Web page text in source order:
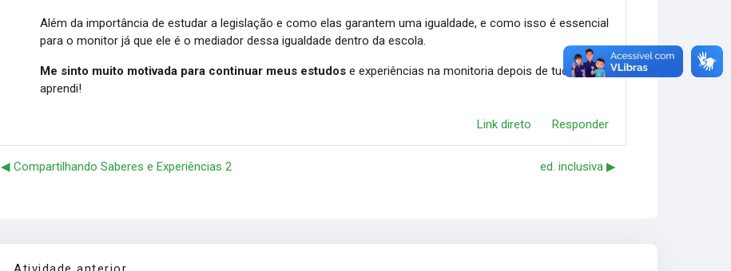
Além da importância de estudar a legislação e como elas garantem uma igualdade, e como isso é essencial
para o monitor já que ele é o mediador dessa igualdade dentro da escola.
Me sinto muito motivada para continuar meus estudos e experiências na monitoria depois de tudo que
aprendi!
Link direto Responder
◀︎ Compartilhando Saberes e Experiências 2 ed. inclusiva ▶︎